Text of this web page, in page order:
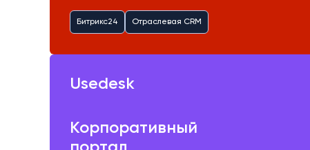
Битрикс24 Отраслевая CRM
Usedesk
Корпоративный